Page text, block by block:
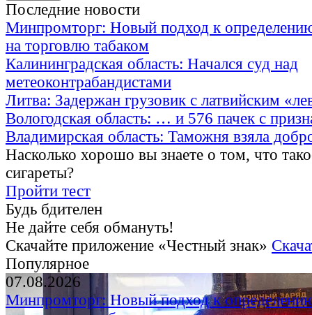
Последние новости
Минпромторг: Новый подход к
на торговлю табаком
Калининградская область: Начался суд над
метеоконтрабандистами
Литва: Задержан грузовик с латвийским
Вологодская область: … и 576 пачек с
Владимирская область: Таможня взяла
Насколько хорошо вы знаете о том, что
сигареты?
Пройти тест
Будь бдителен
Не дайте себя обмануть!
Скачайте приложение «Честный знак»
Популярное
07.08.2026
Минпромторг: Новый подход к